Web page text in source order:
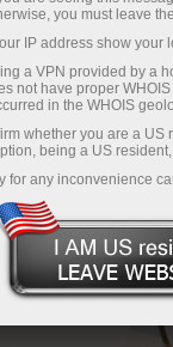
สูงสุด
คอมมิชชั่
เงื่อนไข
หุ้นและดั
สูงสุด
ประโยช
พิเศษอื่น
ความเร็ว
ในการเทรด
แจ็กพอตขอ
ฝากเงินจำนวน
$1,500
เทรดแบบไ
กำไรของคุ
you must leave
IP address show your
a VPN provided by a
not have proper
in the WHOIS
whether you are a US
being a US
for any inconvenience